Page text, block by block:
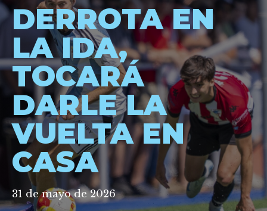
DERROTA EN
LA IDA,
TOCARÁ
DARLE LA
VUELTA EN
CASA
31 de mayo de 2026